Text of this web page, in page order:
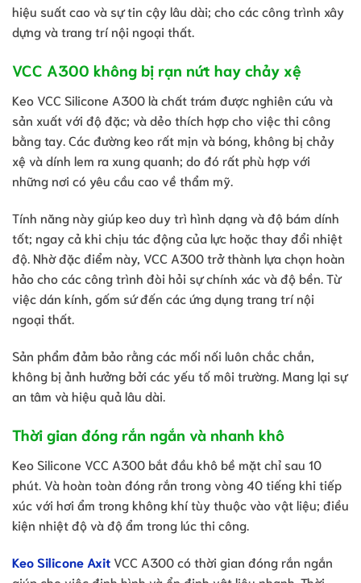
hiệu suất cao và sự tin cậy lâu dài; cho các công trình xây
dựng và trang trí nội ngoại thất.
VCC A300 không bị rạn nứt hay chảy xệ
Keo VCC Silicone A300 là chất trám được nghiên cứu và
sản xuất với độ đặc; và dẻo thích hợp cho việc thi công
bằng tay. Các đường keo rất mịn và bóng, không bị chảy
xệ và dính lem ra xung quanh; do đó rất phù hợp với
những nơi có yêu cầu cao về thẩm mỹ.
Tính năng này giúp keo duy trì hình dạng và độ bám dính
tốt; ngay cả khi chịu tác động của lực hoặc thay đổi nhiệt
độ. Nhờ đặc điểm này, VCC A300 trở thành lựa chọn hoàn
hảo cho các công trình đòi hỏi sự chính xác và độ bền. Từ
việc dán kính, gốm sứ đến các ứng dụng trang trí nội
ngoại thất.
Sản phẩm đảm bảo rằng các mối nối luôn chắc chắn,
không bị ảnh hưởng bởi các yếu tố môi trường. Mang lại sự
an tâm và hiệu quả lâu dài.
Thời gian đóng rắn ngắn và nhanh khô
Keo Silicone VCC A300 bắt đầu khô bề mặt chỉ sau 10
phút. Và hoàn toàn đóng rắn trong vòng 40 tiếng khi tiếp
xúc với hơi ẩm trong không khí tùy thuộc vào vật liệu; điều
kiện nhiệt độ và độ ẩm trong lúc thi công.
Keo Silicone Axit VCC A300 có thời gian đóng rắn ngắn